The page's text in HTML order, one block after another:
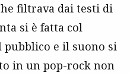
filtrava dai testi di
si è fatta col
pubblico e il suono si
in un pop-rock non